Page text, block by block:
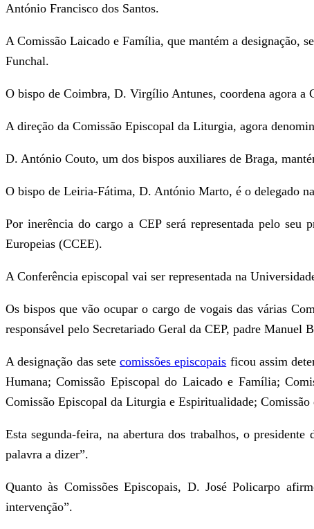
António Francisco dos Santos.
A Comissão Laicado e Família, que mantém a designação,
Funchal.
O bispo de Coimbra, D. Virgílio Antunes, coordena agora a
A direção da Comissão Episcopal da Liturgia, agora
D. António Couto, um dos bispos auxiliares de Braga,
O bispo de Leiria-Fátima, D. António Marto, é o delegado
Por inerência do cargo a CEP será representada pelo
Europeias (CCEE).
A Conferência episcopal vai ser representada na
Os bispos que vão ocupar o cargo de vogais das várias
responsável pelo Secretariado Geral da CEP, padre Manuel
A designação das sete comissões episcopais ficou assim
Humana; Comissão Episcopal do Laicado e Família;
Comissão Episcopal da Liturgia e Espiritualidade;
Esta segunda-feira, na abertura dos trabalhos, o
palavra a dizer”.
Quanto às Comissões Episcopais, D. José Policarpo
intervenção”.